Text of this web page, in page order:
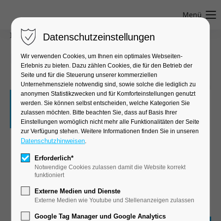
Menü
Innovationszentrum ● Prof. Dr. rer. nat. Matthias Mauder
Meteorologie
©
Die Aktivitäten des Innovationszentrums
Meteorologie konzentrieren sich auf
Forschungs- und Arbeitsschwerpunkte in den
Bereichen "Meteorologie an der Grenze
zwischen Landoberfläche und Atmosphäre
(Oberflächen-Atmosphären-Wechselwirkung)",
"Messungen (Bodenmessung und
Fernerkundung)", "Modellbildung und
Simulation", "Stadtklima" sowie "Mikro- und
Datenschutzeinstellungen
Wir verwenden Cookies, um Ihnen ein optimales Webseiten-
Erlebnis zu bieten. Dazu zählen Cookies, die für den Betrieb der
Seite und für die Steuerung unserer kommerziellen
Unternehmensziele notwendig sind, sowie solche die lediglich zu
anonymen Statistikzwecken und für Komforteinstellungen genutzt
werden. Sie können selbst entscheiden, welche Kategorien Sie
zulassen möchten. Bitte beachten Sie, dass auf Basis Ihrer
Einstellungen womöglich nicht mehr alle Funktionalitäten der Seite
zur Verfügung stehen. Weitere Informationen finden Sie in unseren
Datenschutzhinweisen.
Erforderlich*
Notwendige Cookies zulassen damit die Website korrekt
funktioniert
Externe Medien und Dienste
Externe Medien wie Youtube und Stellenanzeigen zulassen
Google Tag Manager und Google Analytics